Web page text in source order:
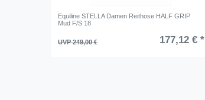
Equiline STELLA Damen Reithose HALF GRIP
Mud F/S 18
UVP 249,00 € 177,12 € *